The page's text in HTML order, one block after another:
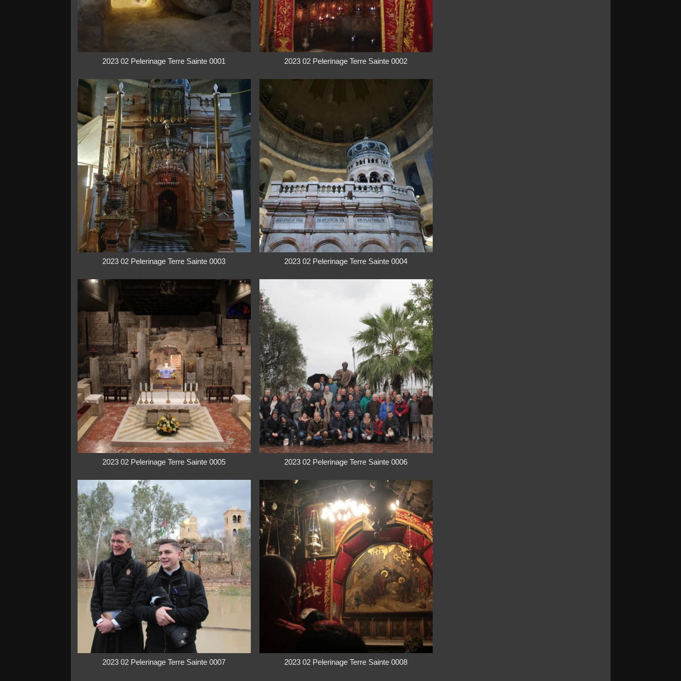
2023 02 Pelerinage Terre Sainte 0001 2023 02 Pelerinage Terre Sainte 0002
2023 02 Pelerinage Terre Sainte 0003 2023 02 Pelerinage Terre Sainte 0004
2023 02 Pelerinage Terre Sainte 0005 2023 02 Pelerinage Terre Sainte 0006
2023 02 Pelerinage Terre Sainte 0007 2023 02 Pelerinage Terre Sainte 0008